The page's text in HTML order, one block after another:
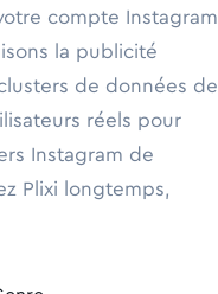
compte Instagram
la publicité
de données de
réels pour
Instagram de
Plixi longtemps,